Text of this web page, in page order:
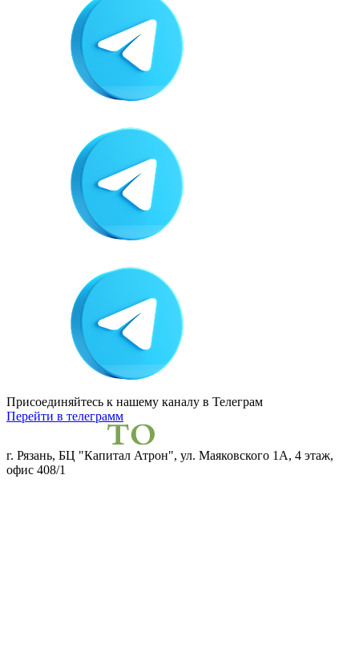
Присоединяйтесь к нашему каналу в Телеграм
Перейти в телеграмм
г. Рязань, БЦ "Капитал Атрон", ул. Маяковского 1А, 4 этаж,
офис 408/1